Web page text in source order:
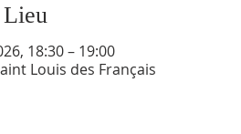
18:30 – 19:00
Louis des Français